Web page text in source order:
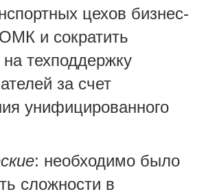
цехов бизнес-
и сократить
на техподдержку
за счет
унифицированного
: необходимо было
сложности в